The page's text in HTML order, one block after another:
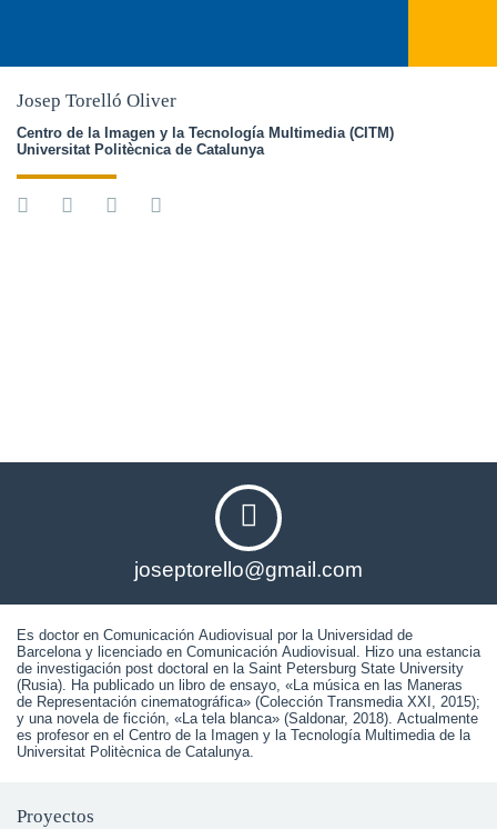
Josep Torelló Oliver
Centro de la Imagen y la Tecnología Multimedia (CITM)
Universitat Politècnica de Catalunya
joseptorello@gmail.com
Es doctor en Comunicación Audiovisual por la Universidad de
Barcelona y licenciado en Comunicación Audiovisual. Hizo una estancia
de investigación post doctoral en la Saint Petersburg State University
(Rusia). Ha publicado un libro de ensayo, «La música en las Maneras
de Representación cinematográfica» (Colección Transmedia XXI, 2015);
y una novela de ficción, «La tela blanca» (Saldonar, 2018). Actualmente
es profesor en el Centro de la Imagen y la Tecnología Multimedia de la
Universitat Politècnica de Catalunya.
Proyectos